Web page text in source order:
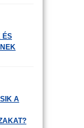
ÉS
A